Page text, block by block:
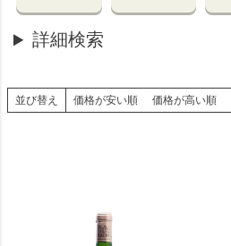
詳細検索
並び替え 価格が安い順 価格が高い順